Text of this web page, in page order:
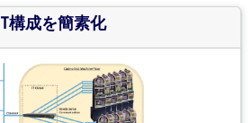
構成を簡素化